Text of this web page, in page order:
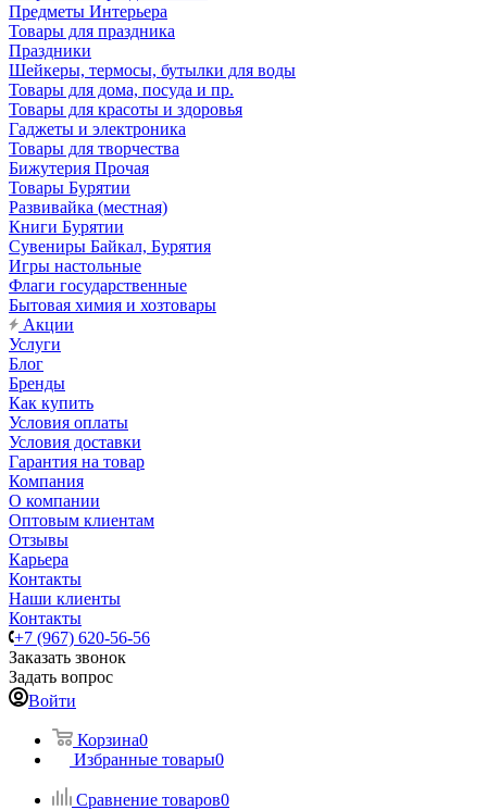
Предметы Интерьера
Товары для праздника
Праздники
Шейкеры, термосы, бутылки для воды
Товары для дома, посуда и пр.
Товары для красоты и здоровья
Гаджеты и электроника
Товары для творчества
Бижутерия Прочая
Товары Бурятии
Развивайка (местная)
Книги Бурятии
Сувениры Байкал, Бурятия
Игры настольные
Флаги государственные
Бытовая химия и хозтовары
Акции
Услуги
Блог
Бренды
Как купить
Условия оплаты
Условия доставки
Гарантия на товар
Компания
О компании
Оптовым клиентам
Отзывы
Карьера
Контакты
Наши клиенты
Контакты
+7 (967) 620-56-56
Заказать звонок
Задать вопрос
Войти
Корзина0
Избранные товары0
Сравнение товаров0